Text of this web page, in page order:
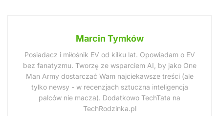
Marcin Tymków
Posiadacz i miłośnik EV od kilku lat. Opowiadam o EV
bez fanatyzmu. Tworzę ze wsparciem AI, by jako One
Man Army dostarczać Wam najciekawsze treści (ale
tylko newsy - w recenzjach sztuczna inteligencja
palców nie macza). Dodatkowo TechTata na
TechRodzinka.pl